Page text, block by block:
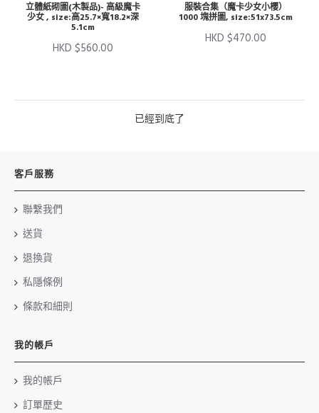
立體紙砌圖(木製品)- 高級魔卡
少女 , size:高25.7×寬18.2×深
5.1cm
HKD $560.00
服裝合集（魔卡少女小櫻）
1000 塊拼圖, size:51x73.5cm
HKD $470.00
已經到底了
客戶服務
聯繫我們
送貨
退換貨
私隱條例
條款和細則
我的帳戶
我的帳戶
訂單歷史